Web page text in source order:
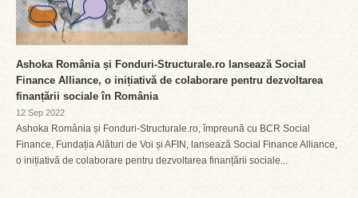
Ashoka România și Fonduri-Structurale.ro lansează Social
Finance Alliance, o inițiativă de colaborare pentru dezvoltarea
finanțării sociale în România
12 Sep 2022
Ashoka România și Fonduri-Structurale.ro, împreună cu BCR Social
Finance, Fundația Alături de Voi și AFIN, lansează Social Finance Alliance,
o inițiativă de colaborare pentru dezvoltarea finanțării sociale...